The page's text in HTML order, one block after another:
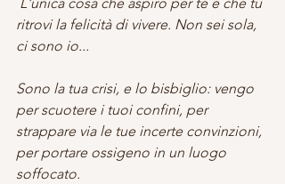
ritrovi la felicità di vivere. Non sei sola,
ci sono io...
Sono la tua crisi, e lo bisbiglio: vengo
per scuotere i tuoi confini, per
strappare via le tue incerte convinzioni,
per portare ossigeno in un luogo
soffocato.